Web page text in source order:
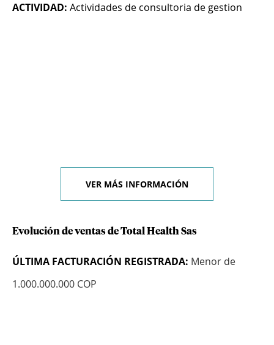
ACTIVIDAD: Actividades de consultoria de gestion
VER MÁS INFORMACIÓN
Evolución de ventas de Total Health Sas
ÚLTIMA FACTURACIÓN REGISTRADA: Menor de
1.000.000.000 COP